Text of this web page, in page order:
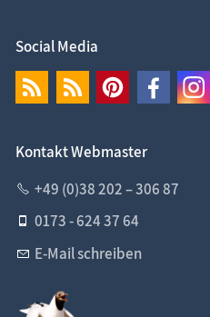
Social Media
Kontakt Webmaster
+49 (0)38 202 – 306 87
0173 - 624 37 64
E-Mail schreiben